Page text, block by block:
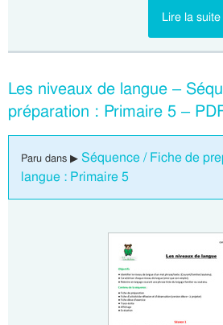
Lire la suite
Les niveaux de langue –
préparation : Primaire 5 –
Paru dans ▶ Séquence / Fiche de
langue : Primaire 5